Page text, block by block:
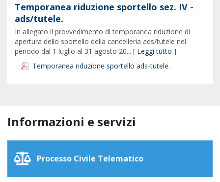
Temporanea riduzione sportello sez. IV -
ads/tutele.
In allegato il provvedimento di temporanea riduzione di
apertura dello sportello della cancelleria ads/tutele nel
periodo dal 1 luglio al 31 agosto 20... [ Leggi tutto ]
Temporanea riduzione sportello ads-tutele.
Informazioni e servizi
Processo Civile Telematico